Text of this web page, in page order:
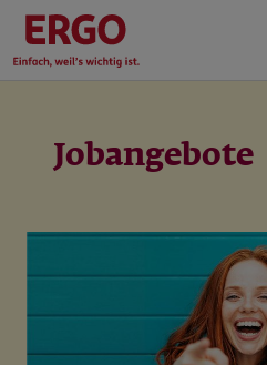
Jobangebote